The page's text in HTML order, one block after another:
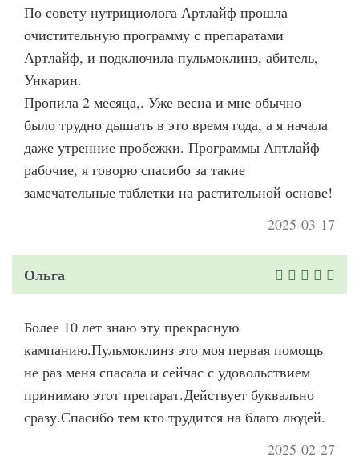
По совету нутрициолога Артлайф прошла
очистительную программу с препаратами
Артлайф, и подключила пульмоклинз, абитель,
Ункарин.
Пропила 2 месяца,. Уже весна и мне обычно
было трудно дышать в это время года, а я начала
даже утренние пробежки. Программы Аптлайф
рабочие, я говорю спасибо за такие
замечательные таблетки на растительной основе!
2025-03-17
Ольга
Более 10 лет знаю эту прекрасную
кампанию.Пульмоклинз это моя первая помощь
не раз меня спасала и сейчас с удовольствием
принимаю этот препарат.Действует буквально
сразу.Спасибо тем кто трудится на благо людей.
2025-02-27